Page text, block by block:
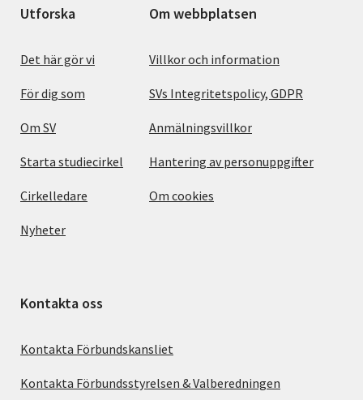
Utforska
Det här gör vi
För dig som
Om SV
Starta studiecirkel
Cirkelledare
Nyheter
Om webbplatsen
Villkor och information
SVs Integritetspolicy, GDPR
Anmälningsvillkor
Hantering av personuppgifter
Om cookies
Kontakta oss
Kontakta Förbundskansliet
Kontakta Förbundsstyrelsen & Valberedningen